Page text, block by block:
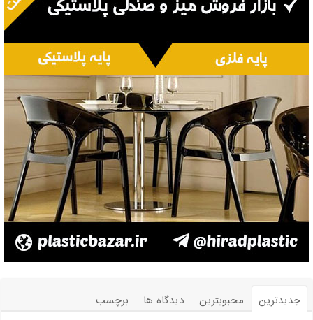
جدیدترین محبوبترین دیدگاه ها
برچسب